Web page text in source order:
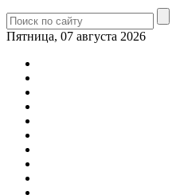
Пятница, 07 августа 2026